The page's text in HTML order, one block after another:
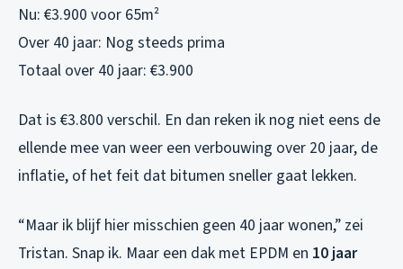
Nu: €3.900 voor 65m²
Over 40 jaar: Nog steeds prima
Totaal over 40 jaar: €3.900
Dat is €3.800 verschil. En dan reken ik nog niet eens de
ellende mee van weer een verbouwing over 20 jaar, de
inflatie, of het feit dat bitumen sneller gaat lekken.
“Maar ik blijf hier misschien geen 40 jaar wonen,” zei
Tristan. Snap ik. Maar een dak met EPDM en 10 jaar